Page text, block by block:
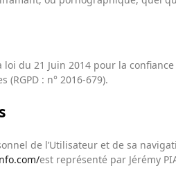
du 21 Juin 2014 pour la
: n° 2016-679).
de l’Utilisateur et de sa
est représenté par Jérémy